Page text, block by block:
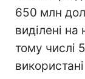
650 млн
виділені
тому числі